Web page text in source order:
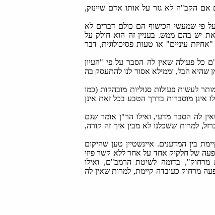
אם הקב"ה לא גזר על אותו אדם שיינזק,
פי שמעשי הכישוף הם כולם דברים לא
יש בהם ממש. בעניין זה הוא חולק על
עיניים" או טעות פסיכולוגית, דבר
כל פעולה שאין לה הסבר על פי "העיון
שהיא הבל, וממילא אסור לנו להתעסק בה
לעשות פעולות סגוליות מובהקות (כמו
אינן מוסברות בדרך הטבע בכל זאת אינן
לה הסבר מדעי, ואילו הר"ן אומר שגם
למרות ששכלנו לא מבין איך זה קורה,
בין המדענים. איינשטיין טען שהיקום
של חלקיק אחד על אחר ללא קשר פיזי
מרחוק", בדומה לשיטת הרמב"ם, ואילו
מרחוק כעובדה קיימת, למרות שאין לה